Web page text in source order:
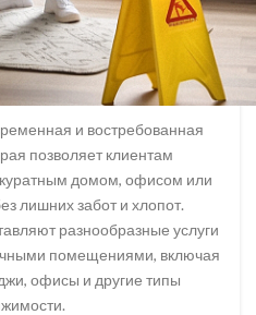
и востребованная
позволяет клиентам
домом, офисом или
лишних забот и хлопот.
разнообразные услуги
помещениями, включая
офисы и другие типы